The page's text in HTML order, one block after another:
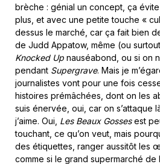
brèche : génial un concept, ça
plus, et avec une petite touche «
dessus le marché, car ça fait bien
de Judd Appatow, même (ou
Knocked Up nauséabond, ou si on
pendant Supergrave. Mais je
journalistes vont pour une fois
histoires prémâchées, dont on les
suis énervée, oui, car on s’attaque
j’aime. Oui, Les Beaux Gossesest
touchant, ce qu’on veut, mais
des étiquettes, ranger aussitôt les
comme si le grand supermarché de